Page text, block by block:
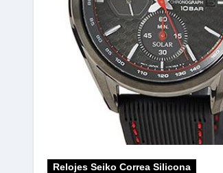
Relojes Seiko Correa Silicona